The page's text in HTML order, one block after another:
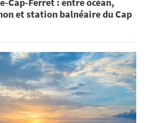
et station balnéaire du Cap